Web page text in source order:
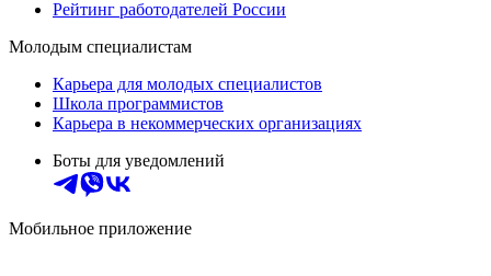
Рейтинг работодателей России
Молодым специалистам
Карьера для молодых специалистов
Школа программистов
Карьера в некоммерческих организациях
Боты для уведомлений
Мобильное приложение